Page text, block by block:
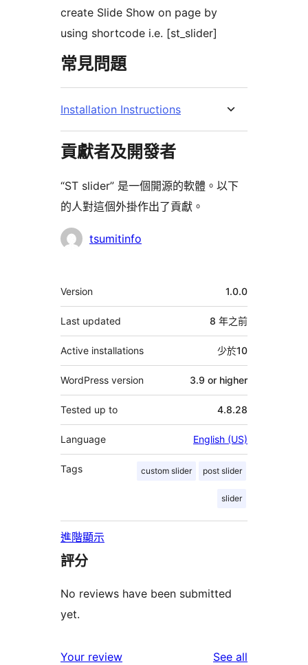
create Slide Show on page by
using shortcode i.e. [st_slider]
常見問題
Installation Instructions
貢獻者及開發者
“ST slider” 是一個開源的軟體。以下
的人對這個外掛作出了貢獻。
貢
tsumitinfo
其
它
Version 1.0.0
Last updated 8 年之前
Active installations 少於10
WordPress version 3.9 or higher
Tested up to 4.8.28
Language English (US)
Tags custom slider post slider
slider
進階顯示
評分
No reviews have been submitted
yet.
Your review See all